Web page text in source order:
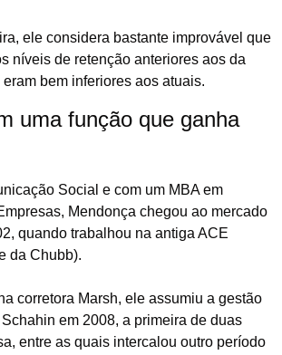
ele considera bastante improvável que
níveis de retenção anteriores aos da
bem inferiores aos atuais.
uma função que ganha
Social e com um MBA em
Mendonça chegou ao mercado
quando trabalhou na antiga ACE
da Chubb).
corretora Marsh, ele assumiu a gestão
em 2008, a primeira de duas
entre as quais intercalou outro período